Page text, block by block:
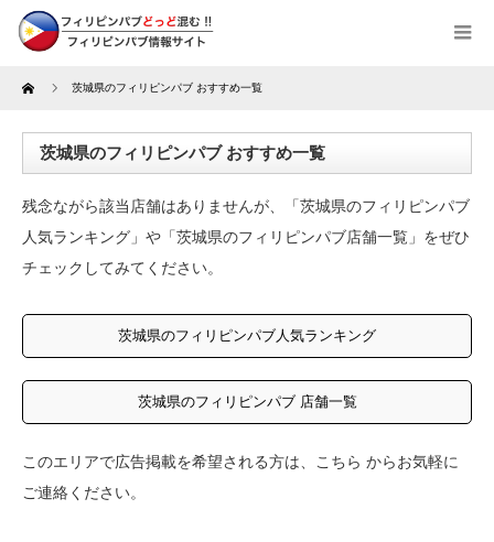
Home 茨城県のフィリピンパブ おすすめ一覧
茨城県のフィリピンパブ おすすめ一覧
残念ながら該当店舗はありませんが、「茨城県のフィリピンパブ
人気ランキング」や「茨城県のフィリピンパブ店舗一覧」をぜひ
チェックしてみてください。
茨城県のフィリピンパブ人気ランキング
茨城県のフィリピンパブ 店舗一覧
このエリアで広告掲載を希望される方は、 こちら からお気軽に
ご連絡ください。